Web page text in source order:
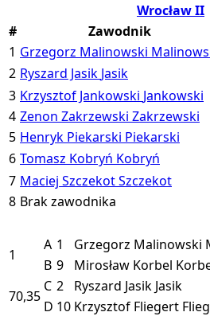
Wrocław II
#
Zawodnik
1 Grzegorz Malinowski
2 Ryszard Jasik Jasik
3 Krzysztof Jankowski Jankowski
4 Zenon Zakrzewski Zakrzewski
5 Henryk Piekarski Piekarski
6 Tomasz Kobryń Kobryń
7 Maciej SzczekotSzczekot
8 Brak zawodnika
1
A 1 Grzegorz Malinowski
B 9 Mirosław Korbel
70,35
C 2 Ryszard Jasik Jasik
D 10 Krzysztof Fliegert